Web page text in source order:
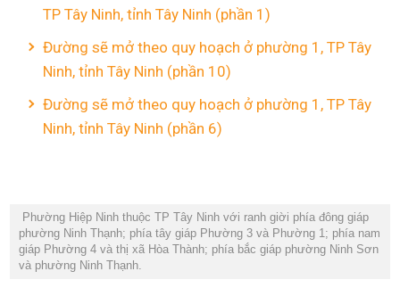
TP Tây Ninh, tỉnh Tây Ninh (phần 1)
Đường sẽ mở theo quy hoạch ở phường 1, TP Tây
Ninh, tỉnh Tây Ninh (phần 10)
Đường sẽ mở theo quy hoạch ở phường 1, TP Tây
Ninh, tỉnh Tây Ninh (phần 6)
Phường Hiệp Ninh thuộc TP Tây Ninh với ranh giời phía đông giáp
phường Ninh Thạnh; phía tây giáp Phường 3 và Phường 1; phía nam
giáp Phường 4 và thị xã Hòa Thành; phía bắc giáp phường Ninh Sơn
và phường Ninh Thạnh.